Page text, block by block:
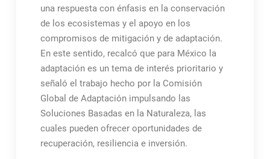
una respuesta con énfasis en la conservación
de los ecosistemas y el apoyo en los
compromisos de mitigación y de adaptación.
En este sentido, recalcó que para México la
adaptación es un tema de interés prioritario y
señaló el trabajo hecho por la Comisión
Global de Adaptación impulsando las
Soluciones Basadas en la Naturaleza, las
cuales pueden ofrecer oportunidades de
recuperación, resiliencia e inversión.